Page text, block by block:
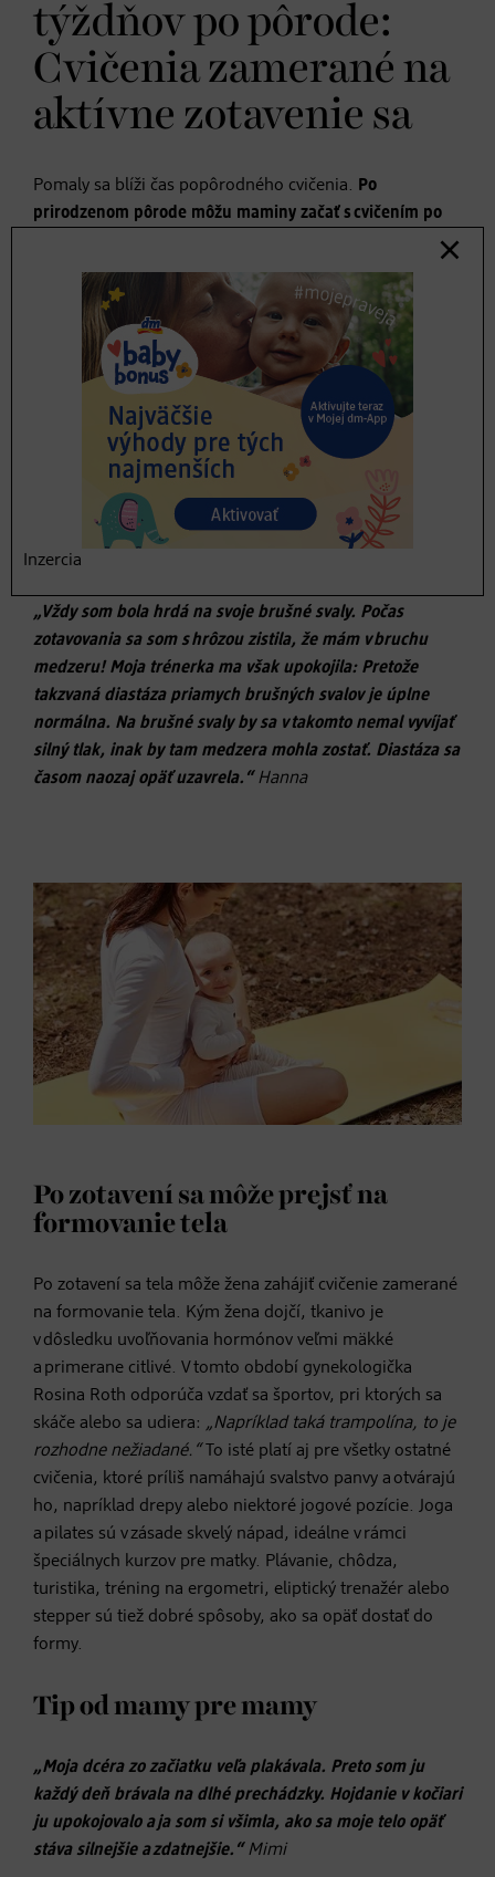
týždňov po pôrode:
Cvičenia zamerané na
aktívne zotavenie sa
Pomaly sa blíži čas popôrodného cvičenia. Po
prirodzenom pôrode môžu maminy začať s cvičením po
Ideálne je cvičiť pod dohľadom skúsenej a špeciálne
vyškolenej trénerky. Birgit Lettner vo svojich kurzoch
začína cvičenie vedome, so zameraním na precvičovanie
svalstva panvového dna. A s každodenným cvičením: Ako
zvládate s napnutými vnútornými svalmi a rovným
chrbtom zdvihnúť detské vajíčko, ak je v ňom bábo?
Potom postupne nasledujú cviky na precvičenie šikmých
a priečnych brušných svalov. A až keď sa posilnia tieto,
ide sa na priame svaly.
Tip od mamy pre mamy
„Vždy som bola hrdá na svoje brušné svaly. Počas
zotavovania sa som s hrôzou zistila, že mám v bruchu
medzeru! Moja trénerka ma však upokojila: Pretože
takzvaná diastáza priamych brušných svalov je úplne
normálna. Na brušné svaly by sa v takomto nemal vyvíjať
silný tlak, inak by tam medzera mohla zostať. Diastáza sa
časom naozaj opäť uzavrela.“ Hanna
Po zotavení sa môže prejsť na
formovanie tela
Po zotavení sa tela môže žena zahájiť cvičenie zamerané
na formovanie tela. Kým žena dojčí, tkanivo je
v dôsledku uvoľňovania hormónov veľmi mäkké
a primerane citlivé. V tomto období gynekologička
Rosina Roth odporúča vzdať sa športov, pri ktorých sa
skáče alebo sa udiera: „Napríklad taká trampolína, to je
rozhodne nežiadané.“To isté platí aj pre všetky ostatné
cvičenia, ktoré príliš namáhajú svalstvo panvy a otvárajú
ho, napríklad drepy alebo niektoré jogové pozície. Joga
a pilates sú v zásade skvelý nápad, ideálne v rámci
špeciálnych kurzov pre matky. Plávanie, chôdza,
turistika, tréning na ergometri, eliptický trenažér alebo
stepper sú tiež dobré spôsoby, ako sa opäť dostať do
formy.
Tip od mamy pre mamy
„Moja dcéra zo začiatku veľa plakávala. Preto som ju
každý deň brávala na dlhé prechádzky. Hojdanie v kočiari
ju upokojovalo a ja som si všimla, ako sa moje telo opäť
stáva silnejšie a zdatnejšie.“Mimi
Inzercia